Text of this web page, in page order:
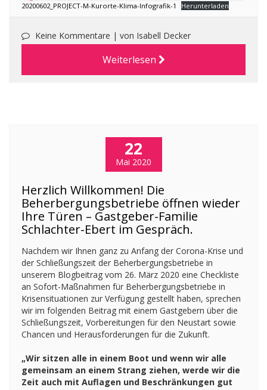
20200602_PROJECT-M-Kurorte-Klima-Infografik-1 Herunterladen
Keine Kommentare | von Isabell Decker
Weiterlesen
22
Mai 2020
Herzlich Willkommen! Die
Beherbergungsbetriebe öffnen wieder
Ihre Türen – Gastgeber-Familie
Schlachter-Ebert im Gespräch.
Nachdem wir Ihnen ganz zu Anfang der Corona-Krise und
der Schließungszeit der Beherbergungsbetriebe in
unserem Blogbeitrag vom 26. März 2020 eine Checkliste
an Sofort-Maßnahmen für Beherbergungsbetriebe in
Krisensituationen zur Verfügung gestellt haben, sprechen
wir im folgenden Beitrag mit einem Gastgebern über die
Schließungszeit, Vorbereitungen für den Neustart sowie
Chancen und Herausforderungen für die Zukunft.
„Wir sitzen alle in einem Boot und wenn wir alle
gemeinsam an einem Strang ziehen, werde wir die
Zeit auch mit Auflagen und Beschränkungen gut